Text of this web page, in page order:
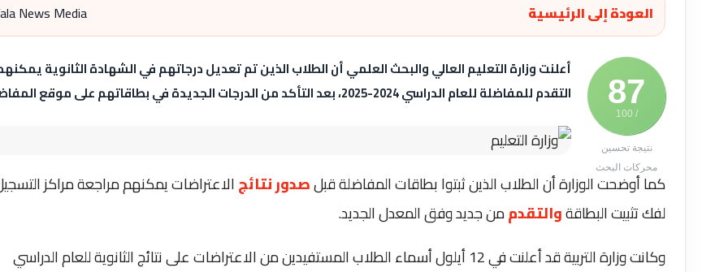
العودة إلى الرئيسية News Media
87
/ 100
نتيجة تحسين
محركات البحث
أعلنت وزارة التعليم العالي والبحث العلمي أن الطلاب الذين تم تعديل درجاتهم في الشهادة الثانوية
التقدم للمفاضلة للعام الدراسي 2024-2025، بعد التأكد من الدرجات الجديدة في بطاقاتهم على موقع المفاضلة.
كما أوضحت الوزارة أن الطلاب الذين ثبتوا بطاقات المفاضلة قبلصدور نتائجالاعتراضات يمكنهم مراجعة مراكز
لفك تثبيت البطاقةوالتقدممن جديد وفق المعدل الجديد.
وكانت وزارة التربية قد أعلنت في 12 أيلول أسماء الطلاب المستفيدين من الاعتراضات على نتائج الثانوية للعام الدراسي